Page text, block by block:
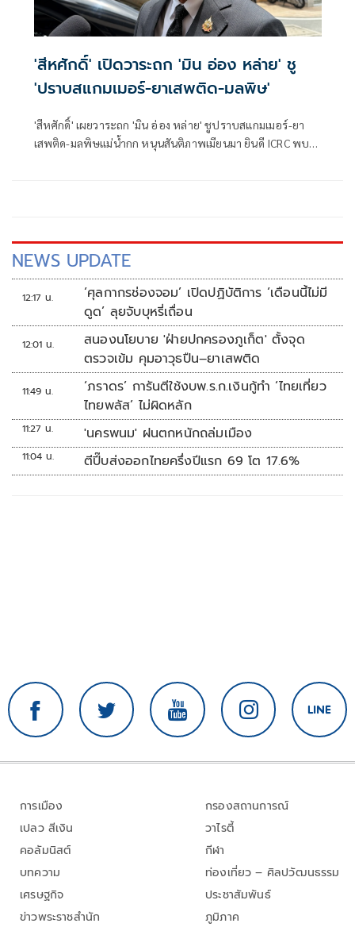
'สีหศักดิ์' เปิดวาระถก 'มิน อ่อง หล่าย' ชู
'ปราบสแกมเมอร์-ยาเสพติด-มลพิษ'
'สีหศักดิ์' เผยวาระถก 'มิน อ่อง หล่าย' ชูปราบสแกมเมอร์-ยา
เสพติด-มลพิษแม่น้ำกก หนุนสันติภาพเมียนมา ยินดี ICRC พบ
NEWS UPDATE
12:17 น.
‘ศุลกากรช่องจอม’ เปิดปฏิบัติการ ‘เดือนนี้ไม่มี
ดูด’ ลุยจับบุหรี่เถื่อน
12:01 น.
สนองนโยบาย 'ฝ่ายปกครองภูเก็ต' ตั้งจุด
ตรวจเข้ม คุมอาวุธปืน–ยาเสพติด
11:49 น.
‘ภราดร’ การันตีใช้งบพ.ร.ก.เงินกู้ทำ ‘ไทยเที่ยว
ไทยพลัส’ ไม่ผิดหลัก
11:27 น. 'นครพนม' ฝนตกหนักถล่มเมือง
11:04 น. ตีปี๊บส่งออกไทยครึ่งปีแรก 69 โต 17.6%
การเมือง
เปลว สีเงิน
คอลัมนิสต์
บทความ
เศรษฐกิจ
ข่าวพระราชสำนัก
กรองสถานการณ์
วาไรตี้
กีฬา
ท่องเที่ยว – ศิลปวัฒนธรรม
ประชาสัมพันธ์
ภูมิภาค